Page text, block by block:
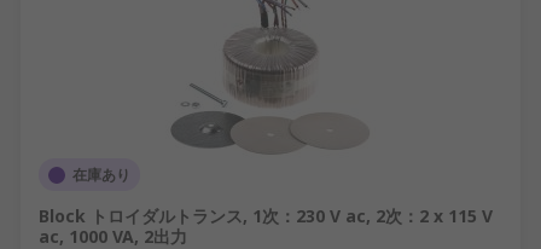
在庫あり
Block トロイダルトランス, 1次：230 V ac, 2次：2 x 115 V
ac, 1000 VA, 2出力